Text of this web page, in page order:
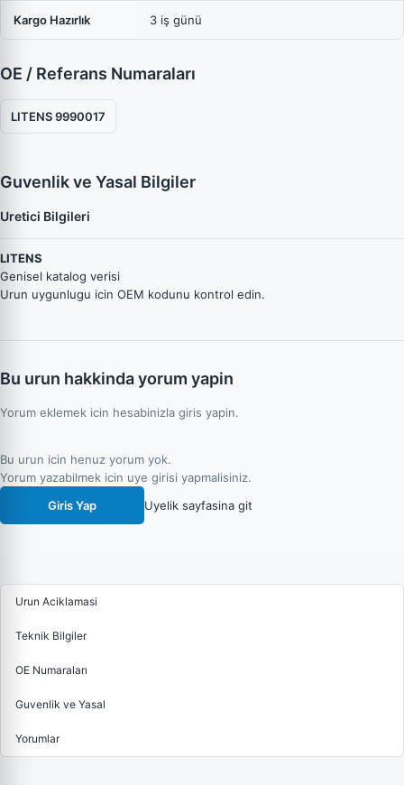
Kargo Hazırlık 3 iş günü
OE / Referans Numaraları
LITENS 9990017
Guvenlik ve Yasal Bilgiler
Uretici Bilgileri
LITENS
Genisel katalog verisi
Urun uygunlugu icin OEM kodunu kontrol edin.
Bu urun hakkinda yorum yapin
Yorum eklemek icin hesabinizla giris yapin.
Bu urun icin henuz yorum yok.
Yorum yazabilmek icin uye girisi yapmalisiniz.
Giris Yap
Uyelik sayfasina git
Urun Aciklamasi
Teknik Bilgiler
OE Numaraları
Guvenlik ve Yasal
Yorumlar